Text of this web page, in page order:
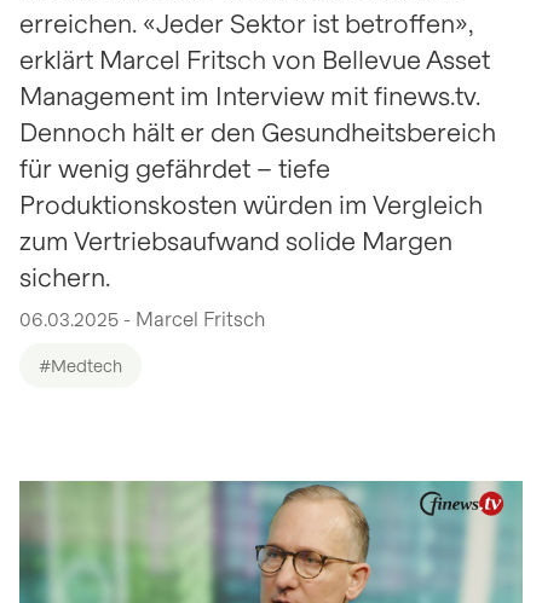
erreichen. «Jeder Sektor ist betroffen»,
erklärt Marcel Fritsch von Bellevue Asset
Management im Interview mit finews.tv.
Dennoch hält er den Gesundheitsbereich
für wenig gefährdet – tiefe
Produktionskosten würden im Vergleich
zum Vertriebsaufwand solide Margen
sichern.
06.03.2025 - Marcel Fritsch
#Medtech